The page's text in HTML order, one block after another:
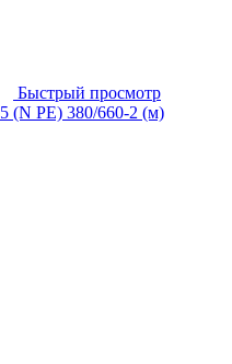
Быстрый просмотр
(N PE) 380/660-2 (м)